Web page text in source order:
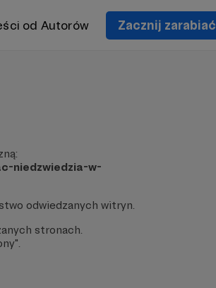
od Autorów Zacznij zarabiać
niedzwiedzia-w-
odwiedzanych witryn.
stronach.